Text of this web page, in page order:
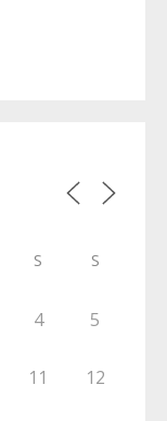
S S
4 5
11 12